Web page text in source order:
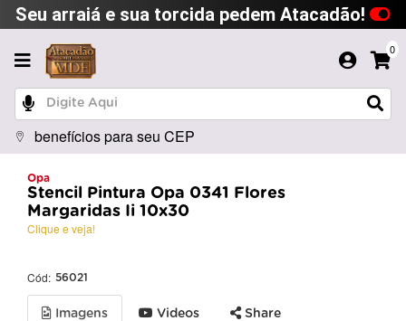
Seu arraiá e sua torcida pedem Atacadão!
0
benefícios para seu CEP
Opa
Stencil Pintura Opa 0341 Flores
Margaridas Ii 10x30
Clique e veja!
Cód: 56021
Imagens Videos Share